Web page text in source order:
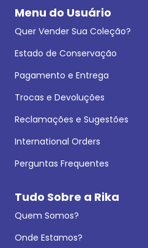
Menu do Usuário
Quer Vender Sua Coleção?
Estado de Conservação
Pagamento e Entrega
Trocas e Devoluções
Reclamações e Sugestões
International Orders
Perguntas Frequentes
Tudo Sobre a Rika
Quem Somos?
Onde Estamos?